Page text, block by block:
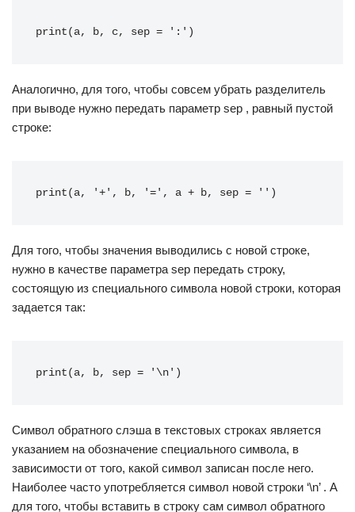
print(a, b, c, sep = ':')
Аналогично, для того, чтобы совсем убрать разделитель
при выводе нужно передать параметр sep , равный пустой
строке:
print(a, '+', b, '=', a + b, sep = '')
Для того, чтобы значения выводились с новой строке,
нужно в качестве параметра sep передать строку,
состоящую из специального символа новой строки, которая
задается так:
print(a, b, sep = '\n')
Символ обратного слэша в текстовых строках является
указанием на обозначение специального символа, в
зависимости от того, какой символ записан после него.
Наиболее часто употребляется символ новой строки ‘\n’ . А
для того, чтобы вставить в строку сам символ обратного